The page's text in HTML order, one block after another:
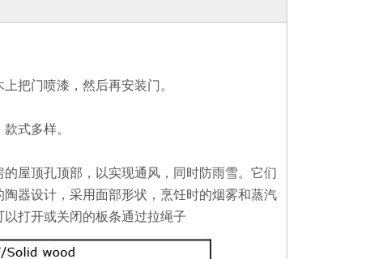
把门喷漆，然后再安装门。
式多样。
屋顶孔顶部，以实现通风，同时防雨雪。它们
器设计，采用面部形状，烹饪时的烟雾和蒸汽
打开或关闭的板条通过拉绳子